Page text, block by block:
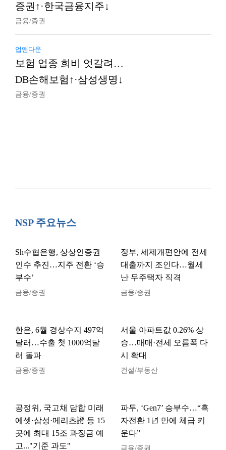
증권↑·한국금융지주↓
금융/증권
업앤다운
보험 업종 희비 엇갈려…
DB손해보험↑·삼성생명↓
금융/증권
NSP 주요뉴스
Sh수협은행, 상상인증권
인수 추진…지주 전환 ‘승
부수’
금융/증권
정부, 세제개편안에 전세
대출까지 조인다…월세
난 무주택자 직격
금융/증권
한은, 6월 경상수지 497억
달러…수출 첫 1000억달
러 돌파
금융/증권
서울 아파트값 0.26% 상
승…매매·전세 오름폭 다
시 확대
건설/부동산
공정위, 국고채 담합 미래
에셋·삼성·메리츠證 등 15
곳에 최대 15조 과징금 예
고..."기준 과도"
파두, ‘Gen7’ 승부수…“흑
자전환 1년 만에 체급 키
운다”
금융/증권